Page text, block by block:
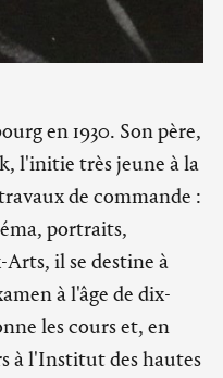
en 1930. Son père,
l'initie très jeune à la
de commande :
portraits,
Arts, il se destine à
à l'âge de dix-
les cours et, en
à l'Institut des hautes